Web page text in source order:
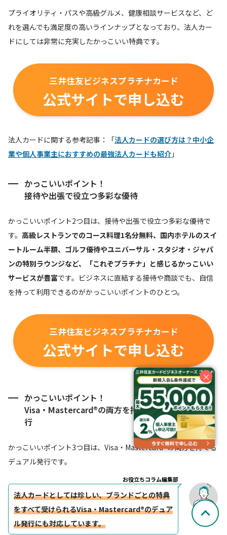
プライオリティ・パスや高級グルメ、健康相談サービスなど、ど
れを選んでも満足度の高いラインナップとなっており、法人カー
ドにしては非常に充実したかっこいい特典です。
三井住友ビジネスプラチナカード
公式サイトで申し込む
法人カードに関する参考記事：「法人カードの選び方は？中小企
業や個人事業主におすすめの最強法人カードも紹介 」
かっこいいポイント！
接待や出張で役立つ多彩な優待
かっこいいポイント2つ目は、接待や出張で役立つ多彩な優待で
す。 高級レストランでのコース料理1名分無料、国内ホテルのスイ
ートルーム半額、ゴルフ優待やユニバーサル・スタジオ・ジャパ
ンの特別ラウンジなど、「これぞプラチナ」と感じるかっこいい
サービスが豊富です。ビジネスに直結する接待や商談でも、自信
を持って利用できるのがかっこいいポイントのひとつ。
三井住友ビジネスプラチナカード
公式サイトで申し込む
かっこいいポイント！
Visa・Mastercard®の両方を持てるデュアル発
行
かっこいいポイント3つ目は、Visa・Mastercard®の両方を持てる
デュアル発行です。
お役立ちコラム編集部
法人カードとしては珍しい、ブランドごとの特典
をすべて受けられるVisa・Mastercard®のデュア
ル発行にも対応しています。
×